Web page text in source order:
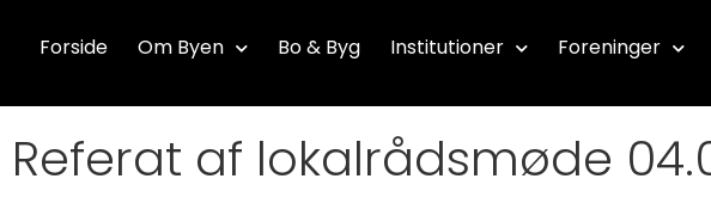
Forside Om Byen Bo & Byg Institutioner Foreninger
Referat af lokalrådsmøde